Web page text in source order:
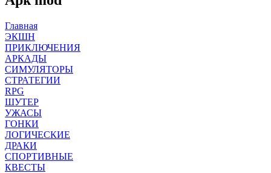
Главная
ЭКШН
ПРИКЛЮЧЕНИЯ
АРКАДЫ
СИМУЛЯТОРЫ
СТРАТЕГИИ
RPG
ШУТЕР
УЖАСЫ
ГОНКИ
ЛОГИЧЕСКИЕ
ДРАКИ
СПОРТИВНЫЕ
КВЕСТЫ